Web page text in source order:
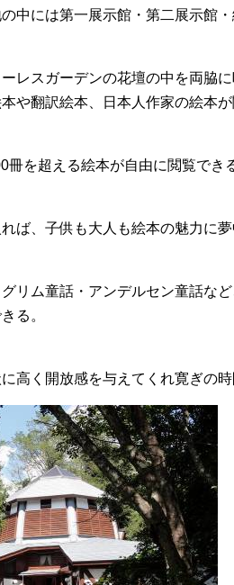
中には第一展示館・第二展示館
レスガーデンの花壇の中を両脇
や翻訳絵本、日本人作家の絵本
冊を超える絵本が自由に閲覧でき
ば、子供も大人も絵本の魅力に
リム童話・アンデルセン童話な
る。
高く開放感を与えてくれ寛ぎの